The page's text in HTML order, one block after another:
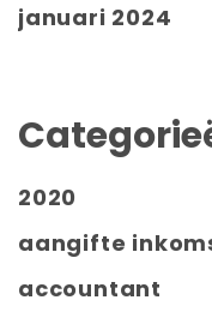
januari 2024
2020
aangifte
accountant